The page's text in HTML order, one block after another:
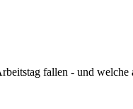
fallen - und welche